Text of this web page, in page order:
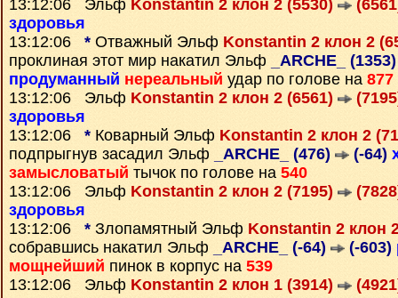
13:12:06 Эльф Konstantin 2 клон 2 (5530)
здоровья
13:12:06 * Отважный Эльф Konstantin 2 клон 2
проклиная этот мир накатил Эльф
_ARCHE_
продуманный нереальный удар по голове на 877
13:12:06 Эльф Konstantin 2 клон 2 (6561)
здоровья
13:12:06 * Коварный Эльф Konstantin 2 клон 2
подпрыгнув засадил Эльф
_ARCHE_ (476) (-64)
замысловатый тычок по голове на 540
13:12:06 Эльф Konstantin 2 клон 2 (7195)
здоровья
13:12:06 * Злопамятный Эльф Konstantin 2 клон
собравшись накатил Эльф
_ARCHE_ (-64) (-603)
мощнейший пинок в корпус на 539
13:12:06 Эльф Konstantin 2 клон 1 (3914)